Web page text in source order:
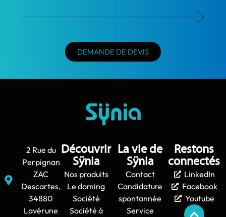
DEMANDE DE DEVIS
2 Rue du
Perpignan
ZAC
Descartes,
34880
Lavérune
Découvrir
Sÿnia
Nos produits
Le doming
Société
Société à
La vie de
Sÿnia
Contact
Candidature
spontannée
Service
Restons
connectés
LinkedIn
Facebook
Youtube